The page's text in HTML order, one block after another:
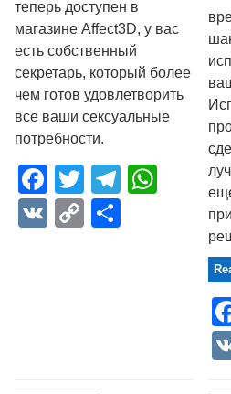
теперь доступен в
магазине Affect3D, у вас
есть собственный
секретарь, который более
чем готов удовлетворить
все ваши сексуальные
потребности.
Facebook
Twitter
VK Copy